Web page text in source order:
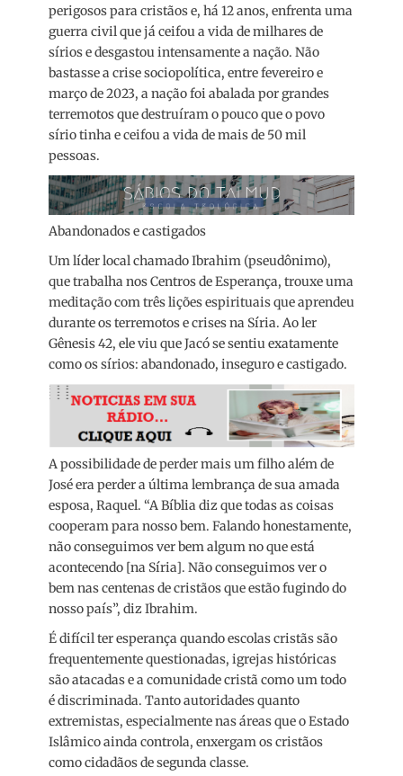
perigosos para cristãos e, há 12 anos, enfrenta uma
guerra civil que já ceifou a vida de milhares de
sírios e desgastou intensamente a nação. Não
bastasse a crise sociopolítica, entre fevereiro e
março de 2023, a nação foi abalada por grandes
terremotos que destruíram o pouco que o povo
sírio tinha e ceifou a vida de mais de 50 mil
pessoas.
Abandonados e castigados
Um líder local chamado Ibrahim (pseudônimo),
que trabalha nos Centros de Esperança, trouxe uma
meditação com três lições espirituais que aprendeu
durante os terremotos e crises na Síria. Ao ler
Gênesis 42, ele viu que Jacó se sentiu exatamente
como os sírios: abandonado, inseguro e castigado.
A possibilidade de perder mais um filho além de
José era perder a última lembrança de sua amada
esposa, Raquel. “A Bíblia diz que todas as coisas
cooperam para nosso bem. Falando honestamente,
não conseguimos ver bem algum no que está
acontecendo [na Síria]. Não conseguimos ver o
bem nas centenas de cristãos que estão fugindo do
nosso país”, diz Ibrahim.
É difícil ter esperança quando escolas cristãs são
frequentemente questionadas, igrejas históricas
são atacadas e a comunidade cristã como um todo
é discriminada. Tanto autoridades quanto
extremistas, especialmente nas áreas que o Estado
Islâmico ainda controla, enxergam os cristãos
como cidadãos de segunda classe.